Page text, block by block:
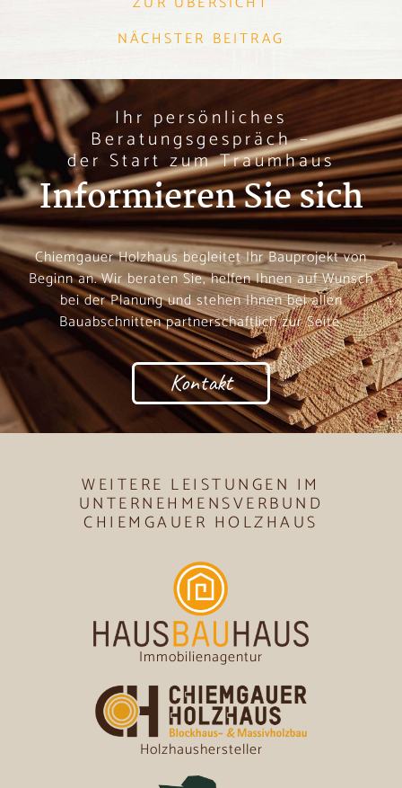
NÄCHSTER BEITRAG
Informieren Sie sich
Ihr persönliches
Beratungsgespräch –
der Start zum Traumhaus
Chiemgauer Holzhaus begleitet Ihr Bauprojekt von
Beginn an. Wir beraten Sie, helfen Ihnen auf Wunsch
bei der Planung und stehen Ihnen bei allen
Bauabschnitten partnerschaftlich zur Seite.
Kontakt
WEITERE LEISTUNGEN IM
UNTERNEHMENSVERBUND
CHIEMGAUER HOLZHAUS
Immobilienagentur
Holzhaushersteller